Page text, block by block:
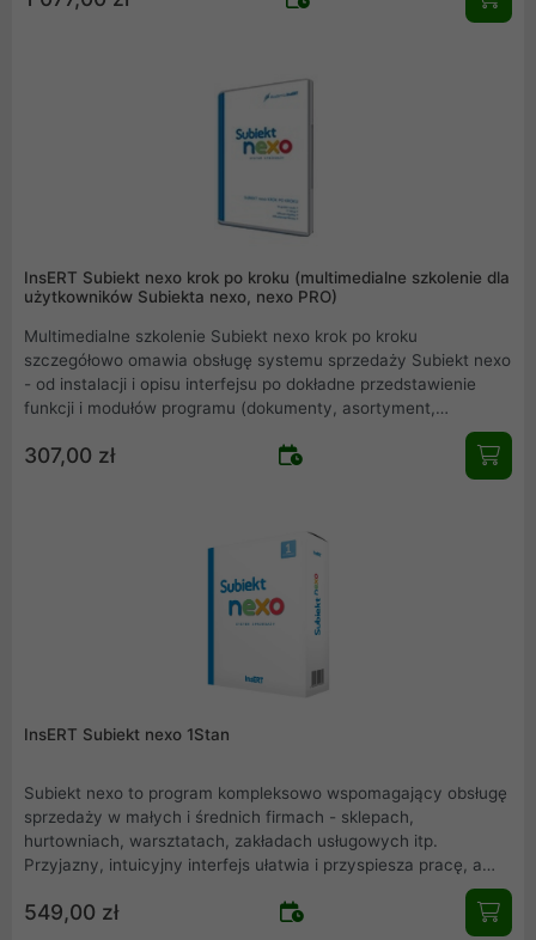
InsERT Subiekt nexo krok po kroku (multimedialne szkolenie dla
użytkowników Subiekta nexo, nexo PRO)
Multimedialne szkolenie Subiekt nexo krok po kroku
szczegółowo omawia obsługę systemu sprzedaży Subiekt nexo
- od instalacji i opisu interfejsu po dokładne przedstawienie
funkcji i modułów programu (dokumenty, asortyment,
zamówienia, urządzenia fiskalne, cenniki, magazyn, finanse,
rozliczenia i inne). Omówiona została również funkcjonalność
307,00 zł
InsERT Subiekt nexo 1Stan
Subiekt nexo to program kompleksowo wspomagający obsługę
sprzedaży w małych i średnich firmach - sklepach,
hurtowniach, warsztatach, zakładach usługowych itp.
Przyjazny, intuicyjny interfejs ułatwia i przyspiesza pracę, a
przedsiębiorców, bez względu na branżę.
549,00 zł